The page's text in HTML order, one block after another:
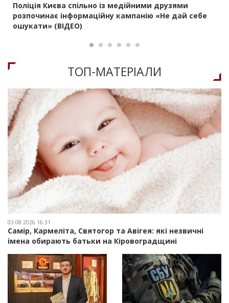
Поліція Києва спільно із медійними друзями
розпочинає інформаційну кампанію «Не дай себе
ошукати» (ВІДЕО)
ТОП-МАТЕРIАЛИ
03.08.2026 16:31
Самір, Кармеліта, Святогор та Авігея: які незвичні
імена обирають батьки на Кіровоградщині